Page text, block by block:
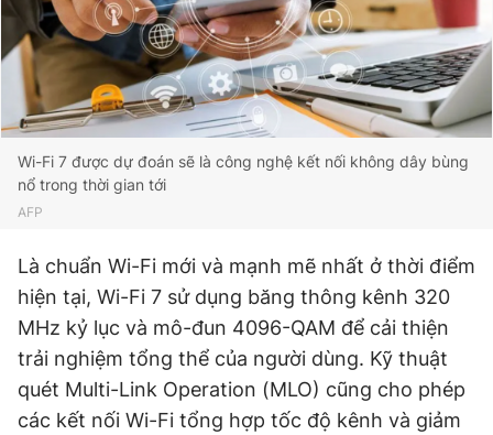
Đặt báo Quảng cáo RSS Tòa soạn Chính sách bảo
Tổng biên tập: Nguyễn Ngọc Toàn
Phó tổng biên tập thường trực: Hải Thành
Phó tổng biên tập: Lâm Hiếu Dũng
Tổng thư ký tòa soạn: Đức Trung
Giấy phép xuất bản số 110/GP - BTTTT cấp ngày 24.3.2020
bản. Phát triển bởi ePi Technologies, JSC.
Wi-Fi 7 được dự đoán sẽ là công nghệ kết nối không dây bùng
nổ trong thời gian tới
AFP
Là chuẩn Wi-Fi mới và mạnh mẽ nhất ở thời điểm
hiện tại, Wi-Fi 7 sử dụng băng thông kênh 320
MHz kỷ lục và mô-đun 4096-QAM để cải thiện
trải nghiệm tổng thể của người dùng. Kỹ thuật
quét Multi-Link Operation (MLO) cũng cho phép
các kết nối Wi-Fi tổng hợp tốc độ kênh và giảm